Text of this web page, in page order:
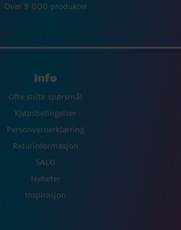
Over 9 000 produkter
Info
Ofte stilte spørsmål
Kjøpsbetingelser
Personvernerklæring
Returinformasjon
SALG
Nyheter
Inspirasjon